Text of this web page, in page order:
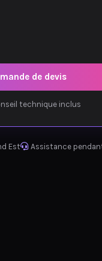
de devis
technique inclus
Est Assistance